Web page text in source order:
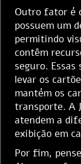
Outro fator é
possuem um
permitindo
contêm
seguro.
levar os
mantém os
transporte. A
atendem a
exibição em
Por fim,